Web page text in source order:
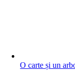
O carte și un